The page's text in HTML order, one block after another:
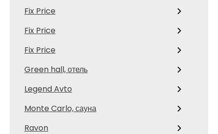
Fix Price
Fix Price
Fix Price
Green hall, отель
Legend Avto
Monte Carlo, сауна
Ravon